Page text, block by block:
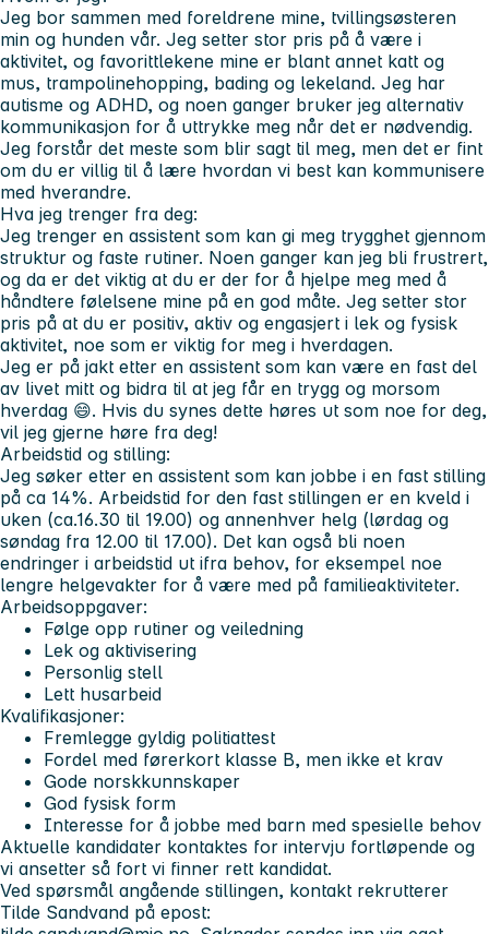
Jeg bor sammen med foreldrene mine, tvillingsøsteren
min og hunden vår. Jeg setter stor pris på å være i
aktivitet, og favorittlekene mine er blant annet katt og
mus, trampolinehopping, bading og lekeland. Jeg har
autisme og ADHD, og noen ganger bruker jeg alternativ
kommunikasjon for å uttrykke meg når det er nødvendig.
Jeg forstår det meste som blir sagt til meg, men det er fint
om du er villig til å lære hvordan vi best kan kommunisere
med hverandre.
Hva jeg trenger fra deg:
Jeg trenger en assistent som kan gi meg trygghet gjennom
struktur og faste rutiner. Noen ganger kan jeg bli frustrert,
og da er det viktig at du er der for å hjelpe meg med å
håndtere følelsene mine på en god måte. Jeg setter stor
pris på at du er positiv, aktiv og engasjert i lek og fysisk
aktivitet, noe som er viktig for meg i hverdagen.
Jeg er på jakt etter en assistent som kan være en fast del
av livet mitt og bidra til at jeg får en trygg og morsom
hverdag 😄. Hvis du synes dette høres ut som noe for deg,
vil jeg gjerne høre fra deg!
Arbeidstid og stilling:
Jeg søker etter en assistent som kan jobbe i en fast stilling
på ca 14%. Arbeidstid for den fast stillingen er en kveld i
uken (ca.16.30 til 19.00) og annenhver helg (lørdag og
søndag fra 12.00 til 17.00). Det kan også bli noen
endringer i arbeidstid ut ifra behov, for eksempel noe
lengre helgevakter for å være med på familieaktiviteter.
Arbeidsoppgaver:
Følge opp rutiner og veiledning
Lek og aktivisering
Personlig stell
Lett husarbeid
Kvalifikasjoner:
Fremlegge gyldig politiattest
Fordel med førerkort klasse B, men ikke et krav
Gode norskkunnskaper
God fysisk form
Interesse for å jobbe med barn med spesielle behov
Aktuelle kandidater kontaktes for intervju fortløpende og
vi ansetter så fort vi finner rett kandidat.
Ved spørsmål angående stillingen, kontakt rekrutterer
Tilde Sandvand på epost: